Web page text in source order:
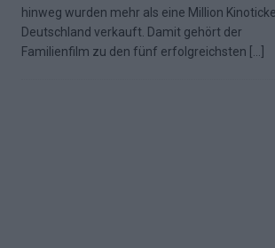
hinweg wurden mehr als eine Million
Deutschland verkauft. Damit gehört der
Familienfilm zu den fünf erfolgreichsten